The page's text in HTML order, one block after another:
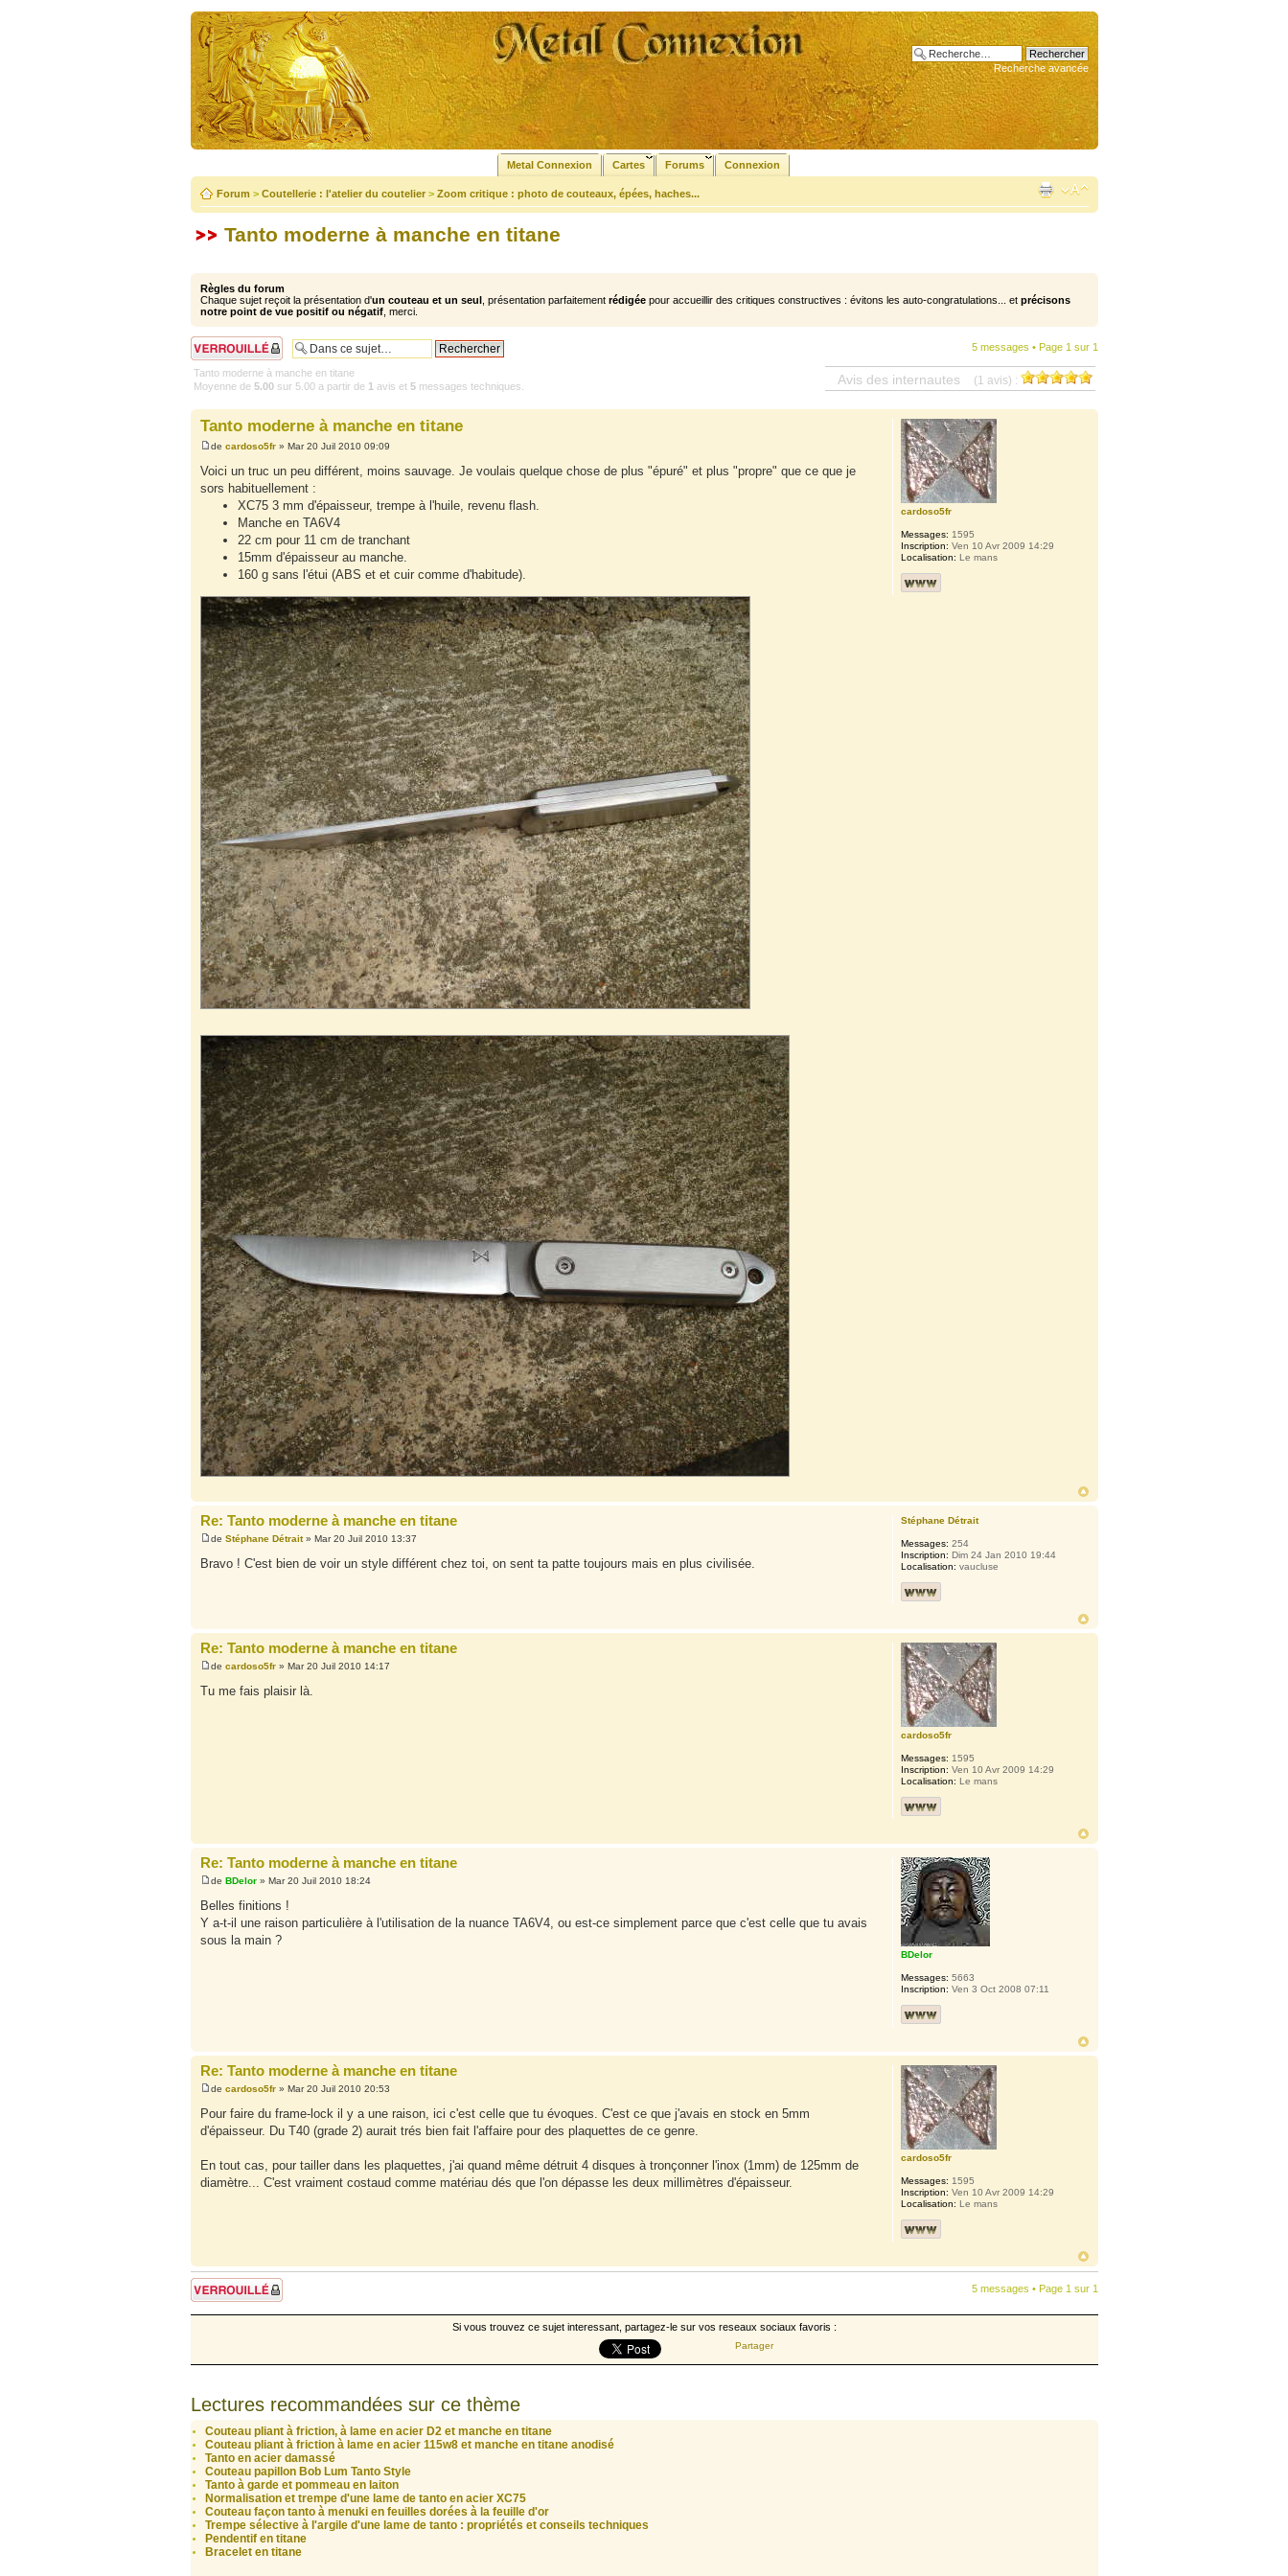
Recherche avancée
Metal Connexion Cartes Forums Connexion
Forum > Coutellerie : l'atelier du coutelier > Zoom critique : photo de couteaux, épées, haches...
Tanto moderne à manche en titane
Règles du forum
Chaque sujet reçoit la présentation d'un couteau et un seul, présentation parfaitement rédigéepour accueillir des critiques constructives : évitons les auto-congratulations... et précisons
notre point de vue positif ou négatif, merci.
Sujet verrouillé 5 messages • Page 1 sur 1
Avis des internautes (1 avis) :
Tanto moderne à manche en titane
Moyenne de 5.00sur 5.00a partir de 1 avis et 5messages techniques.
Tanto moderne à manche en titane
de cardoso5fr» Mar 20 Juil 2010 09:09
Voici un truc un peu différent, moins sauvage. Je voulais quelque chose de plus "épuré" et plus "propre" que ce que je
sors habituellement :
XC75 3 mm d'épaisseur, trempe à l'huile, revenu flash.
Manche en TA6V4
22 cm pour 11 cm de tranchant
15mm d'épaisseur au manche.
160 g sans l'étui (ABS et et cuir comme d'habitude).
cardoso5fr
Messages: 1595
Inscription: Ven 10 Avr 2009 14:29
Localisation: Le mans
Re: Tanto moderne à manche en titane
de Stéphane Détrait» Mar 20 Juil 2010 13:37
Bravo ! C'est bien de voir un style différent chez toi, on sent ta patte toujours mais en plus civilisée.
Stéphane Détrait
Messages: 254
Inscription: Dim 24 Jan 2010 19:44
Localisation: vaucluse
Re: Tanto moderne à manche en titane
de cardoso5fr» Mar 20 Juil 2010 14:17
Tu me fais plaisir là.
cardoso5fr
Messages: 1595
Inscription: Ven 10 Avr 2009 14:29
Localisation: Le mans
Re: Tanto moderne à manche en titane
de BDelor» Mar 20 Juil 2010 18:24
Belles finitions !
Y a-t-il une raison particulière à l'utilisation de la nuance TA6V4, ou est-ce simplement parce que c'est celle que tu avais
sous la main ?
BDelor
Messages: 5663
Inscription: Ven 3 Oct 2008 07:11
Re: Tanto moderne à manche en titane
de cardoso5fr» Mar 20 Juil 2010 20:53
Pour faire du frame-lock il y a une raison, ici c'est celle que tu évoques. C'est ce que j'avais en stock en 5mm
d'épaisseur. Du T40 (grade 2) aurait trés bien fait l'affaire pour des plaquettes de ce genre.
En tout cas, pour tailler dans les plaquettes, j'ai quand même détruit 4 disques à tronçonner l'inox (1mm) de 125mm de
diamètre... C'est vraiment costaud comme matériau dés que l'on dépasse les deux millimètres d'épaisseur.
cardoso5fr
Messages: 1595
Inscription: Ven 10 Avr 2009 14:29
Localisation: Le mans
Sujet verrouillé 5 messages • Page 1 sur 1
Si vous trouvez ce sujet interessant, partagez-le sur vos reseaux sociaux favoris :
Partager
Lectures recommandées sur ce thème
Couteau pliant à friction, à lame en acier D2 et manche en titane
Couteau pliant à friction à lame en acier 115w8 et manche en titane anodisé
Tanto en acier damassé
Couteau papillon Bob Lum Tanto Style
Tanto à garde et pommeau en laiton
Normalisation et trempe d'une lame de tanto en acier XC75
Couteau façon tanto à menuki en feuilles dorées à la feuille d'or
Trempe sélective à l'argile d'une lame de tanto : propriétés et conseils techniques
Pendentif en titane
Bracelet en titane